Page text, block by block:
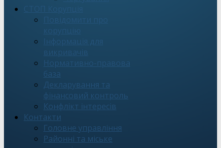
СТОП Корупція
Повідомити про
корупцію
Інформація для
викривачів
Нормативно-правова
база
Декларування та
фінансовий контроль
Конфлікт інтересів
Контакти
Головне управління
Районні та міське